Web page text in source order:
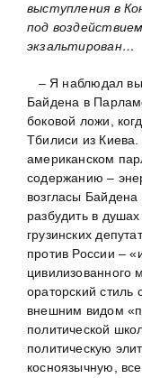
выступления в
под
экзальтирован…
– Я наблюдал
Байдена в
боковой ложи,
Тбилиси из
американском
содержанию –
возгласы
разбудить в
грузинских
против России –
цивилизованного
ораторский стиль
внешним видом
политической
политическую
косноязычную,